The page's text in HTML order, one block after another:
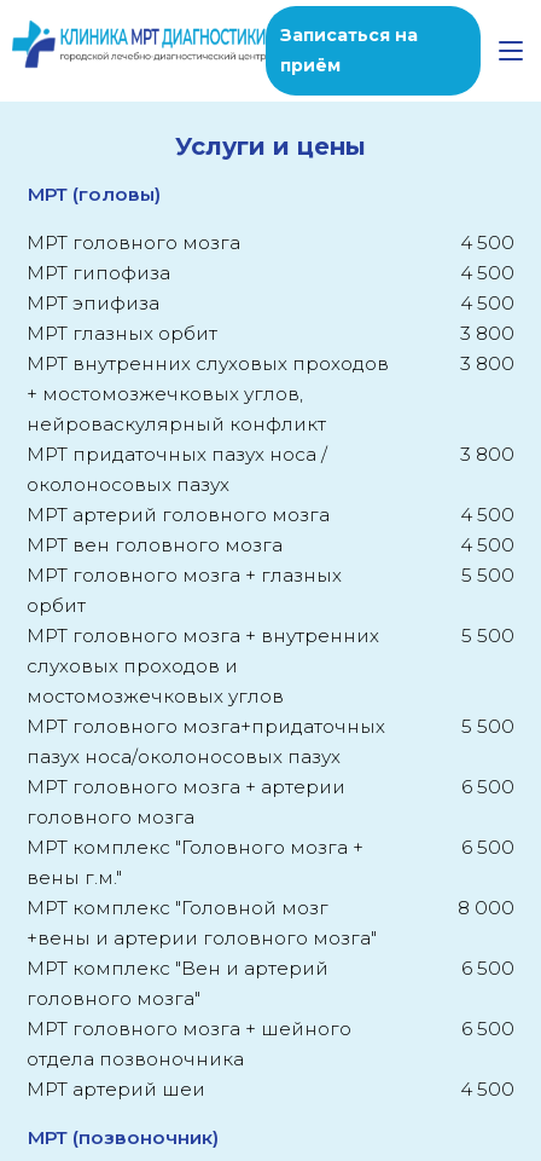
Записаться на
приём
Услуги и цены
МРТ (головы)
МРТ головного мозга
4 500
МРТ гипофиза
4 500
МРТ эпифиза
4 500
МРТ глазных орбит
3 800
МРТ внутренних слуховых проходов
+ мостомозжечковых углов,
нейроваскулярный конфликт
3 800
МРТ придаточных пазух носа /
околоносовых пазух
3 800
МРТ артерий головного мозга
4 500
МРТ вен головного мозга
4 500
МРТ головного мозга + глазных
орбит
5 500
МРТ головного мозга + внутренних
слуховых проходов и
мостомозжечковых углов
5 500
МРТ головного мозга+придаточных
пазух носа/околоносовых пазух
5 500
МРТ головного мозга + артерии
головного мозга
6 500
МРТ комплекс "Головного мозга +
вены г.м."
6 500
МРТ комплекс "Головной мозг
+вены и артерии головного мозга"
8 000
МРТ комплекс "Вен и артерий
головного мозга"
6 500
МРТ головного мозга + шейного
отдела позвоночника
6 500
МРТ артерий шеи 4 500
МРТ (позвоночник)